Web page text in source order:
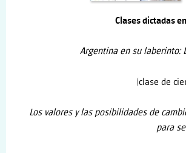
Clases dictadas
Argentina en su laberinto:
(clase de
Los valores y las posibilidades de
para